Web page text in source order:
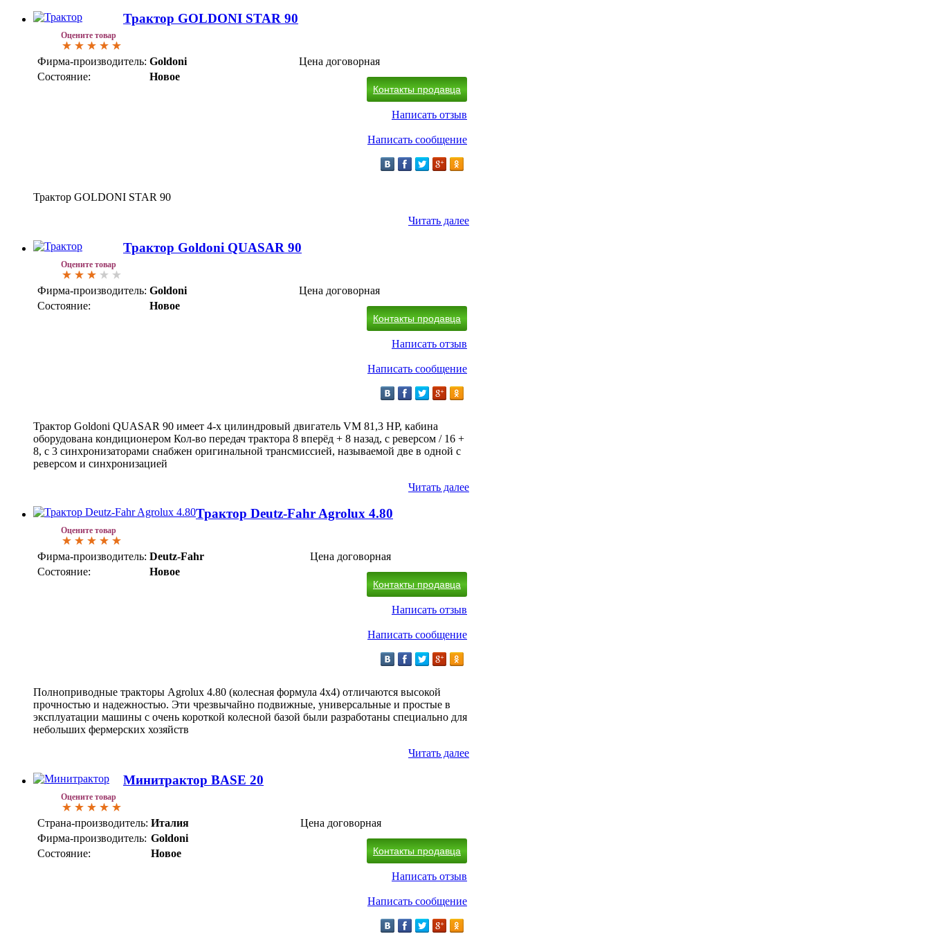
Оцените товар
Трактор GOLDONI STAR 90
Фирма-производитель: Goldoni
Состояние:
Новое
Цена договорная
Контакты продавца
Написать отзыв
Написать сообщение
Трактор GOLDONI STAR 90
Читать далее
Оцените товар
Трактор Goldoni QUASAR 90
Фирма-производитель: Goldoni
Состояние:
Новое
Цена договорная
Контакты продавца
Написать отзыв
Написать сообщение
Трактор Goldoni QUASAR 90 имеет 4-х цилиндровый двигатель VM 81,3 HP, кабина
оборудована кондиционером Кол-во передач трактора 8 вперёд + 8 назад, с реверсом / 16 +
8, с 3 синхронизаторами снабжен оригинальной трансмиссией, называемой две в одной с
реверсом и синхронизацией
Читать далее
Оцените товар
Трактор Deutz-Fahr Agrolux 4.80
Фирма-производитель: Deutz-Fahr
Состояние:
Новое
Цена договорная
Контакты продавца
Написать отзыв
Написать сообщение
Полноприводные тракторы Agrolux 4.80 (колесная формула 4х4) отличаются высокой
прочностью и надежностью. Эти чрезвычайно подвижные, универсальные и простые в
эксплуатации машины с очень короткой колесной базой были разработаны специально для
небольших фермерских хозяйств
Читать далее
Оцените товар
Минитрактор BASE 20
Страна-производитель: Италия
Фирма-производитель: Goldoni
Состояние:
Новое
Цена договорная
Контакты продавца
Написать отзыв
Написать сообщение